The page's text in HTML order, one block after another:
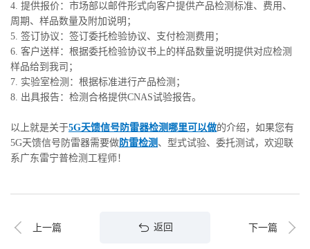
4. 提供报价：市场部以邮件形式向客户提供产品检测标准、费用、
周期、样品数量及附加说明；
5. 签订协议：签订委托检验协议、支付检测费用；
6. 客户送样：根据委托检验协议书上的样品数量说明提供对应检测
样品给到我司；
7. 实验室检测：根据标准进行产品检测；
8. 出具报告：检测合格提供CNAS试验报告。
以上就是关于5G天馈信号防雷器检测哪里可以做的介绍，如果您有
5G天馈信号防雷器需要做防雷检测 、型式试验、委托测试，欢迎联
系广东雷宁普检测工程师！
上一篇 返回 下一篇